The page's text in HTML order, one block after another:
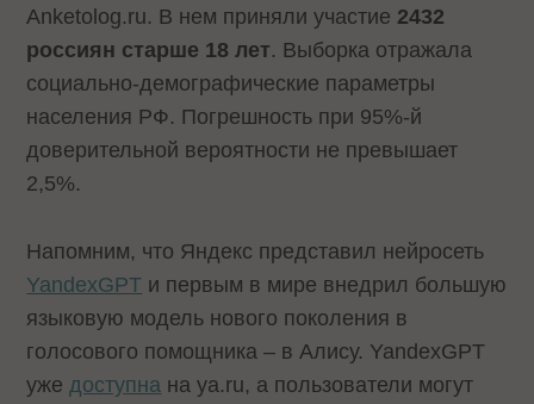
Anketolog.ru. В нем приняли участие 2432
россиян старше 18 лет. Выборка отражала
социально-демографические параметры
населения РФ. Погрешность при 95%-й
доверительной вероятности не превышает
2,5%.
Напомним, что Яндекс представил нейросеть
YandexGPT и первым в мире внедрил большую
языковую модель нового поколения в
голосового помощника – в Алису. YandexGPT
уже доступна на ya.ru, а пользователи могут